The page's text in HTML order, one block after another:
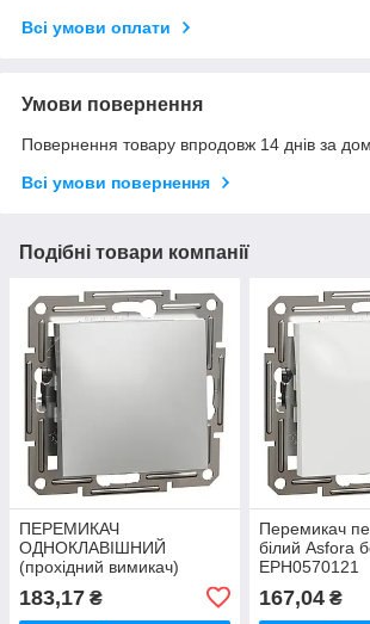
Всі умови оплати
Умови повернення
Повернення товару впродовж 14 днів за
Всі умови повернення
Подібні товари компанії
ПЕРЕМИКАЧ
ОДНОКЛАВІШНИЙ
(прохідний вимикач)
EPH0400161
183,17 ₴
Перемикач
білий Asfora
EPH0570121
167,04₴